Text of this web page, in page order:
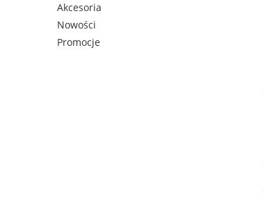
Akcesoria
Nowości
Promocje